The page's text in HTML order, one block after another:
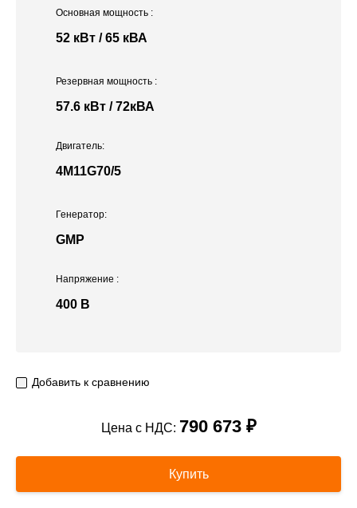
Основная мощность :
52 кВт / 65 кВА
Двигатель:
4M11G70/5
Напряжение :
400 В
Резервная мощность :
57.6 кВт / 72кВА
Генератор:
GMP
Добавить к сравнению
Цена с НДС: 790 673 ₽
Купить